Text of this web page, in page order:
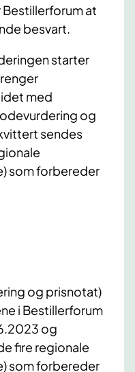
at
besvart.
starter
med
og
sendes
som forbereder
og prisnotat)
i Bestillerforum
og
fire regionale
som forbereder